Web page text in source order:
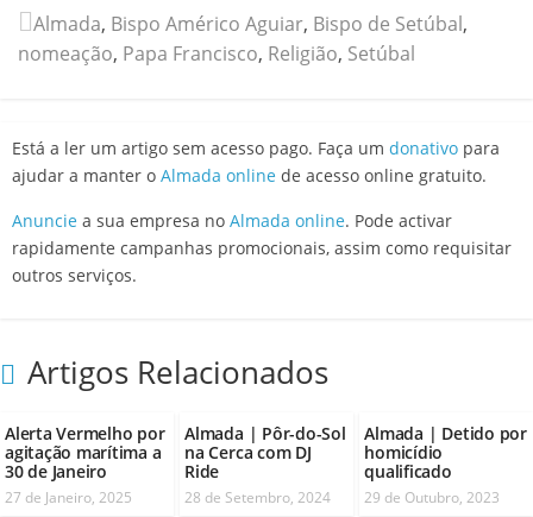
Almada, Bispo Américo Aguiar, Bispo de Setúbal,
nomeação, Papa Francisco, Religião, Setúbal
Está a ler um artigo sem acesso pago. Faça um donativo para
ajudar a manter o Almada online de acesso online gratuito.
Anuncie a sua empresa no Almada online. Pode activar
rapidamente campanhas promocionais, assim como requisitar
outros serviços.
Artigos Relacionados
Alerta Vermelho por
agitação marítima a
30 de Janeiro
27 de Janeiro, 2025
Almada | Pôr-do-Sol
na Cerca com DJ
Ride
28 de Setembro, 2024
Almada | Detido por
homicídio
qualificado
29 de Outubro, 2023